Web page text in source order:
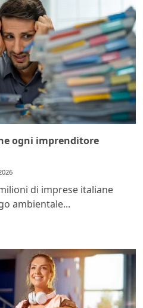
ogni imprenditore
di imprese italiane
ambientale...